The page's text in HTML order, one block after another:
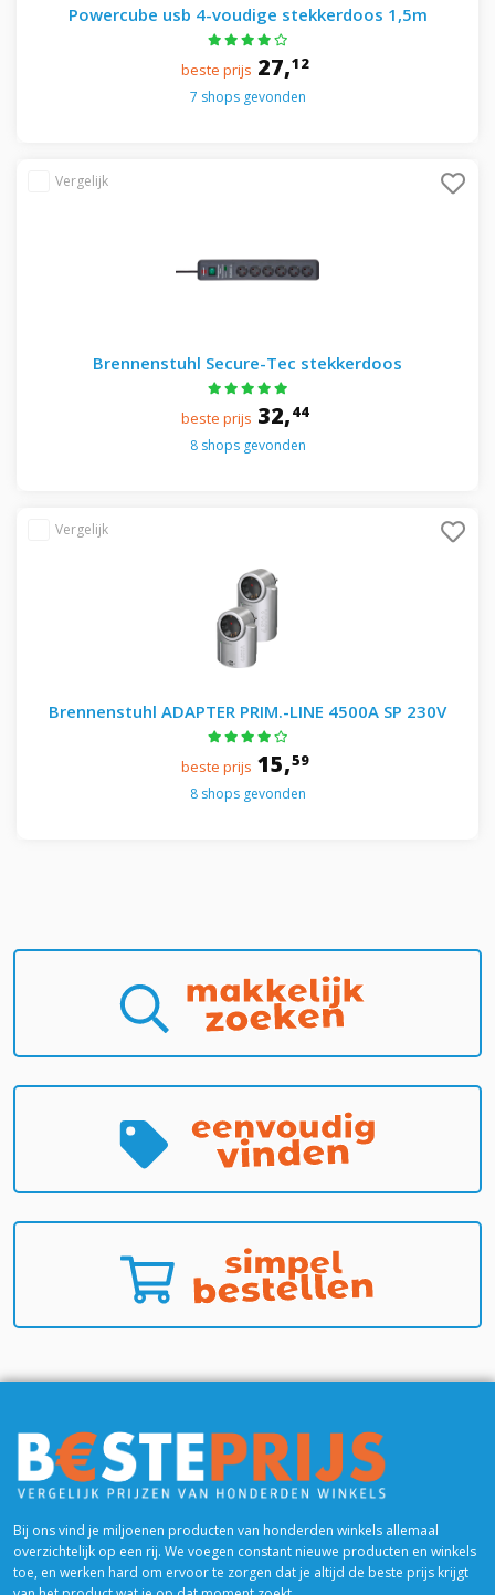
Powercube usb 4-voudige stekkerdoos 1,5m
beste prijs 27,12
7 shops gevonden
Brennenstuhl Secure-Tec stekkerdoos
beste prijs 32,44
8 shops gevonden
Brennenstuhl ADAPTER PRIM.-LINE 4500A SP 230V
beste prijs 15,59
8 shops gevonden
Bij ons vind je miljoenen producten van honderden winkels allemaal
overzichtelijk op een rij. We voegen constant nieuwe producten en winkels
toe, en werken hard om ervoor te zorgen dat je altijd de beste prijs krijgt